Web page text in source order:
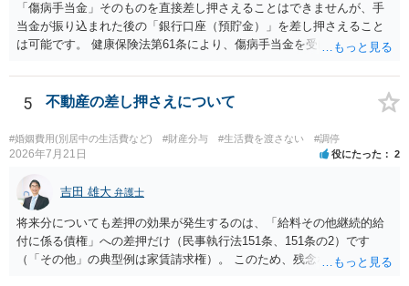
「傷病手当金」そのものを直接差し押さえることはできませんが、手
当金が振り込まれた後の「銀行口座（預貯金）」を差し押さえること
は可能です。 健康保険法第61条により、傷病手当金を受け取る権利は
った扶養義務に基づく特別な請求であっても、健康保険組合や協会け
んぽに対して「夫に支払われる予定の傷病手当金をこちらに回してほ
に振り込まれた（着金した）瞬間、それは手当金ではなく「預金債
権」という扱いになります。 裁判所を介して銀行口座に対して差押命
のかを区別しません。そのため、口座に残高があれば差し押さえるこ
とができます。
5 不動産の差し押さえについて
#婚姻費用(別居中の生活費など) #財産分与 #生活費を渡さない #調停
2026年7月21日 役にたった 2
吉田 雄大 弁護士
将来分についても差押の効果が発生するのは、「給料その他継続的給
付に係る債権」への差押だけ（民事執行法151条、151条の2）です
（「その他」の典型例は家賃請求権）。 このため、残念ながらお答え